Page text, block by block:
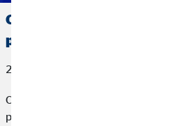
OVB España, reconocida
premio a la Mejor Gestión
27 de marzo de 2026
OVB España, compañía líder en
particulares, ha sido